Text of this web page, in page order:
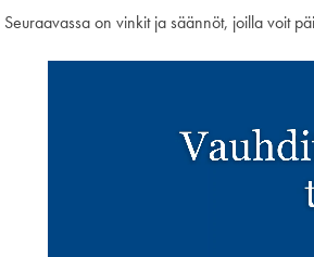
Seuraavassa on vinkit ja säännöt, joilla voit